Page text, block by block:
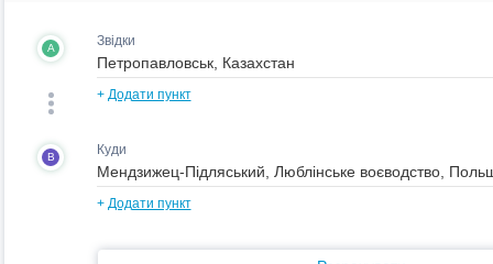
A Звідки
+ Додати пункт
B Куди
+ Додати пункт